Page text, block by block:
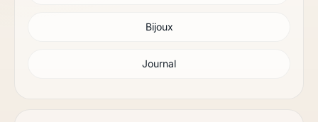
Bijoux
Journal